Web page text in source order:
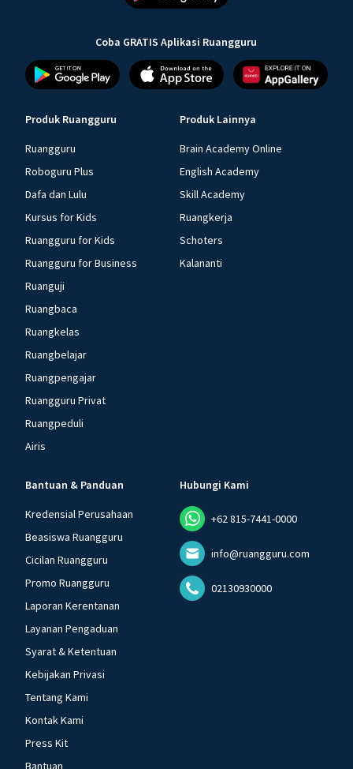
Coba GRATIS Aplikasi Ruangguru
Produk Ruangguru
Ruangguru
Roboguru Plus
Dafa dan Lulu
Kursus for Kids
Ruangguru for Kids
Ruangguru for Business
Ruanguji
Ruangbaca
Ruangkelas
Ruangbelajar
Ruangpengajar
Ruangguru Privat
Ruangpeduli
Airis
Produk Lainnya
Brain Academy Online
English Academy
Skill Academy
Ruangkerja
Schoters
Kalananti
Bantuan & Panduan
Kredensial Perusahaan
Beasiswa Ruangguru
Cicilan Ruangguru
Promo Ruangguru
Laporan Kerentanan
Layanan Pengaduan
Syarat & Ketentuan
Kebijakan Privasi
Tentang Kami
Kontak Kami
Press Kit
Bantuan
Hubungi Kami
+62 815-7441-0000
info@ruangguru.com
02130930000